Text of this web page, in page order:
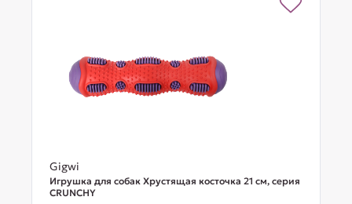
Gigwi
Игрушка для собак Хрустящая косточка 21 см, серия
CRUNCHY